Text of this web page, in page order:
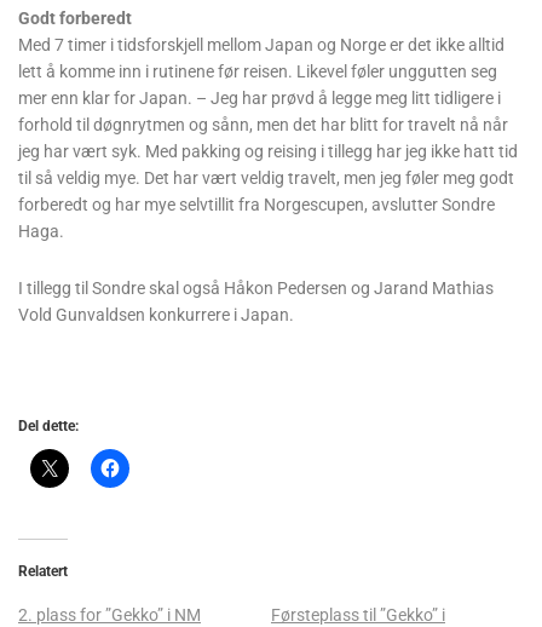
Godt forberedt
Med 7 timer i tidsforskjell mellom Japan og Norge er det ikke alltid
lett å komme inn i rutinene før reisen. Likevel føler unggutten seg
mer enn klar for Japan. – Jeg har prøvd å legge meg litt tidligere i
forhold til døgnrytmen og sånn, men det har blitt for travelt nå når
jeg har vært syk. Med pakking og reising i tillegg har jeg ikke hatt tid
til så veldig mye. Det har vært veldig travelt, men jeg føler meg godt
forberedt og har mye selvtillit fra Norgescupen, avslutter Sondre
Haga.
I tillegg til Sondre skal også Håkon Pedersen og Jarand Mathias
Vold Gunvaldsen konkurrere i Japan.
Del dette:
Relatert
2. plass for ”Gekko” i NM
Førsteplass til ”Gekko” i